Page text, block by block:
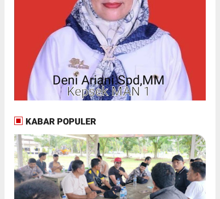
KABAR POPULER